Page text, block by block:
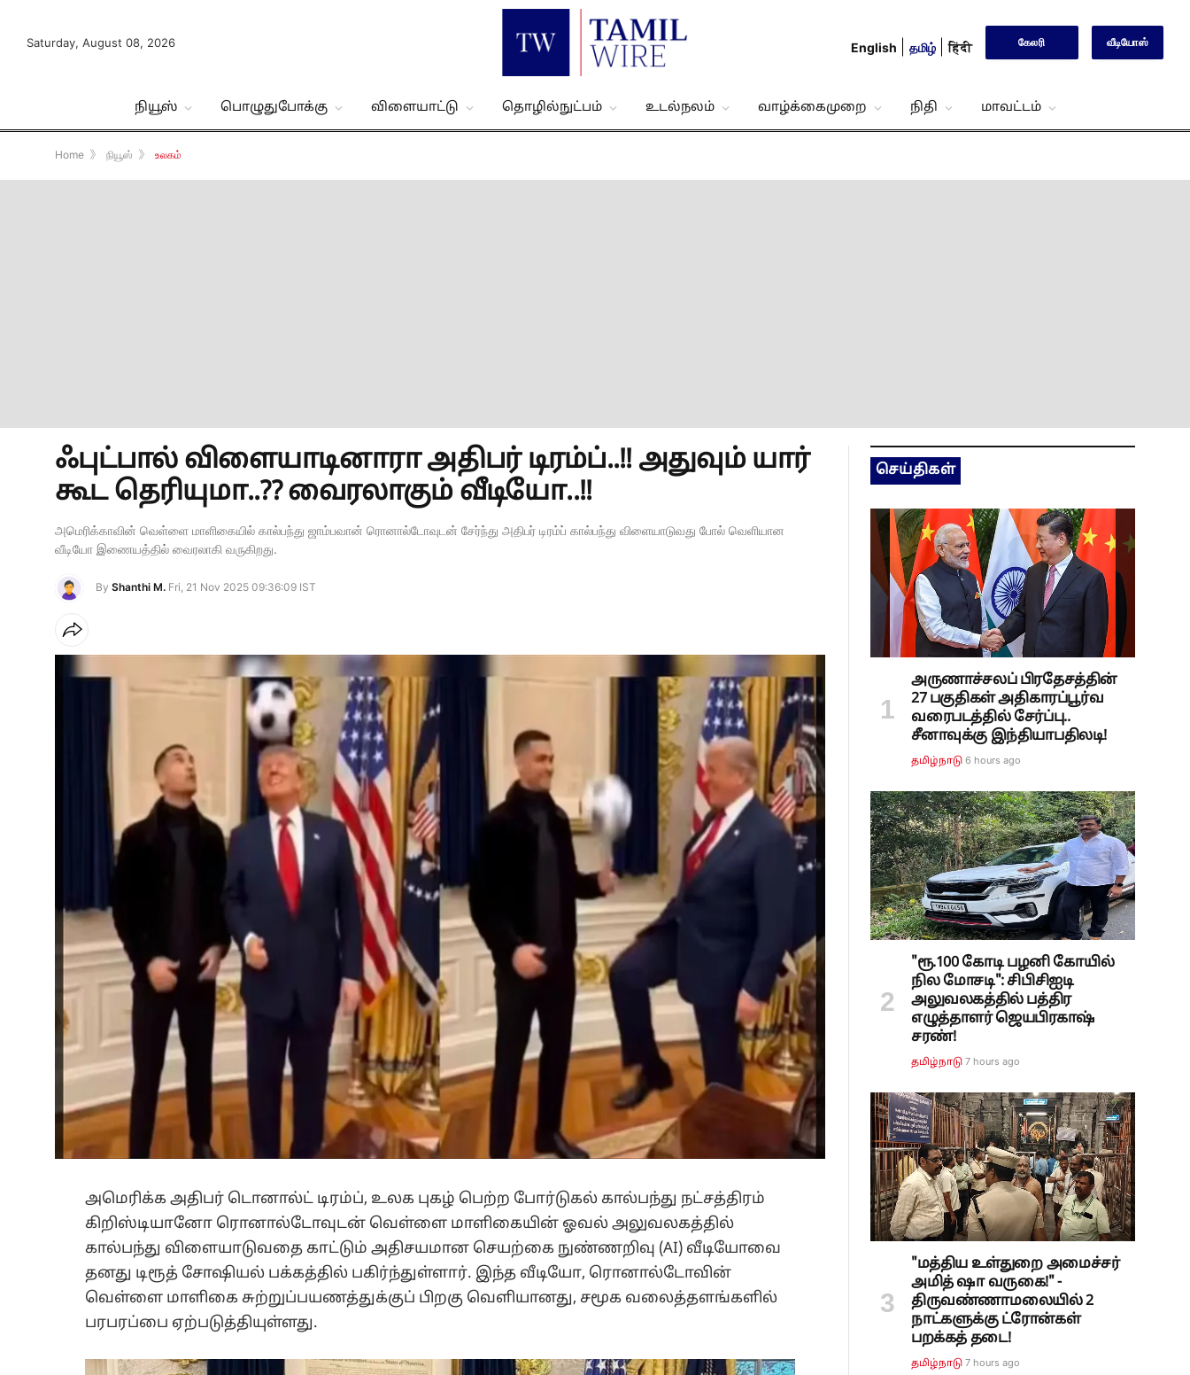
Saturday, August 08, 2026 English தமிழ் हिंदी கேலரி வீடியோஸ்
நியூஸ் பொழுதுபோக்கு விளையாட்டு தொழில்நுட்பம் உடல்நலம் வாழ்க்கைமுறை நிதி மாவட்டம்
Home 》 நியூஸ் 》 உலகம்
ஃபுட்பால் விளையாடினாரா அதிபர் டிரம்ப்..!! அதுவும் யார்
கூட தெரியுமா..?? வைரலாகும் வீடியோ..!!
அமெரிக்காவின் வெள்ளை மாளிகையில் கால்பந்து ஜாம்பவான் ரொனால்டோவுடன் சேர்ந்து அதிபர் டிரம்ப் கால்பந்து விளையாடுவது போல் வெளியான
வீடியோ இணையத்தில் வைரலாகி வருகிறது.
By Shanthi M. Fri, 21 Nov 2025 09:36:09 IST
அமெரிக்க அதிபர் டொனால்ட் டிரம்ப், உலக புகழ் பெற்ற போர்டுகல் கால்பந்து நட்சத்திரம்
கிறிஸ்டியானோ ரொனால்டோவுடன் வெள்ளை மாளிகையின் ஓவல் அலுவலகத்தில்
கால்பந்து விளையாடுவதை காட்டும் அதிசயமான செயற்கை நுண்ணறிவு (AI) வீடியோவை
தனது டிரூத் சோஷியல் பக்கத்தில் பகிர்ந்துள்ளார். இந்த வீடியோ, ரொனால்டோவின்
வெள்ளை மாளிகை சுற்றுப்பயணத்துக்குப் பிறகு வெளியானது, சமூக வலைத்தளங்களில்
பரபரப்பை ஏற்படுத்தியுள்ளது.
செய்திகள்
அருணாச்சலப் பிரதேசத்தின்
27 பகுதிகள் அதிகாரப்பூர்வ
வரைபடத்தில் சேர்ப்பு..
சீனாவுக்கு இந்தியாபதிலடி!
தமிழ்நாடு 6 hours ago
"ரூ.100 கோடி பழனி கோயில்
நில மோசடி": சிபிசிஐடி
அலுவலகத்தில் பத்திர
எழுத்தாளர் ஜெயபிரகாஷ்
சரண்!
தமிழ்நாடு 7 hours ago
"மத்திய உள்துறை அமைச்சர்
அமித் ஷா வருகை!" -
திருவண்ணாமலையில் 2
நாட்களுக்கு ட்ரோன்கள்
பறக்கத் தடை!
தமிழ்நாடு 7 hours ago